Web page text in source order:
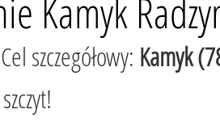
Kamyk
Cel szczegółowy: Kamyk